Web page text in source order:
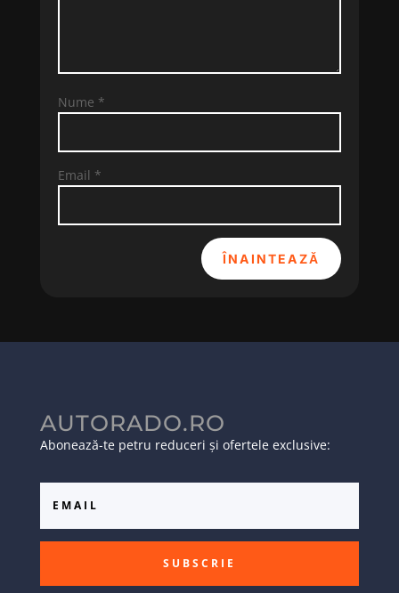
Nume *
Email *
ÎNAINTEAZĂ
AUTORADO.RO
Abonează-te petru reduceri și ofertele exclusive:
SUBSCRIE